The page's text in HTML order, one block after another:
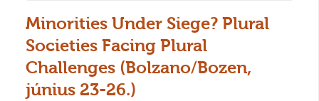
Minorities Under Siege? Plural
Societies Facing Plural
Challenges (Bolzano/Bozen,
június 23-26.)